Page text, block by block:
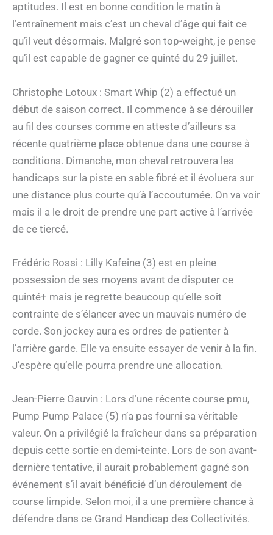
aptitudes. Il est en bonne condition le matin à
l’entraînement mais c’est un cheval d’âge qui fait ce
qu’il veut désormais. Malgré son top-weight, je pense
qu’il est capable de gagner ce quinté du 29 juillet.
Christophe Lotoux : Smart Whip (2) a effectué un
début de saison correct. Il commence à se dérouiller
au fil des courses comme en atteste d’ailleurs sa
récente quatrième place obtenue dans une course à
conditions. Dimanche, mon cheval retrouvera les
handicaps sur la piste en sable fibré et il évoluera sur
une distance plus courte qu’à l’accoutumée. On va voir
mais il a le droit de prendre une part active à l’arrivée
de ce tiercé.
Frédéric Rossi : Lilly Kafeine (3) est en pleine
possession de ses moyens avant de disputer ce
quinté+ mais je regrette beaucoup qu’elle soit
contrainte de s’élancer avec un mauvais numéro de
corde. Son jockey aura es ordres de patienter à
l’arrière garde. Elle va ensuite essayer de venir à la fin.
J’espère qu’elle pourra prendre une allocation.
Jean-Pierre Gauvin : Lors d’une récente course pmu,
Pump Pump Palace (5) n’a pas fourni sa véritable
valeur. On a privilégié la fraîcheur dans sa préparation
depuis cette sortie en demi-teinte. Lors de son avant-
dernière tentative, il aurait probablement gagné son
événement s’il avait bénéficié d’un déroulement de
course limpide. Selon moi, il a une première chance à
défendre dans ce Grand Handicap des Collectivités.